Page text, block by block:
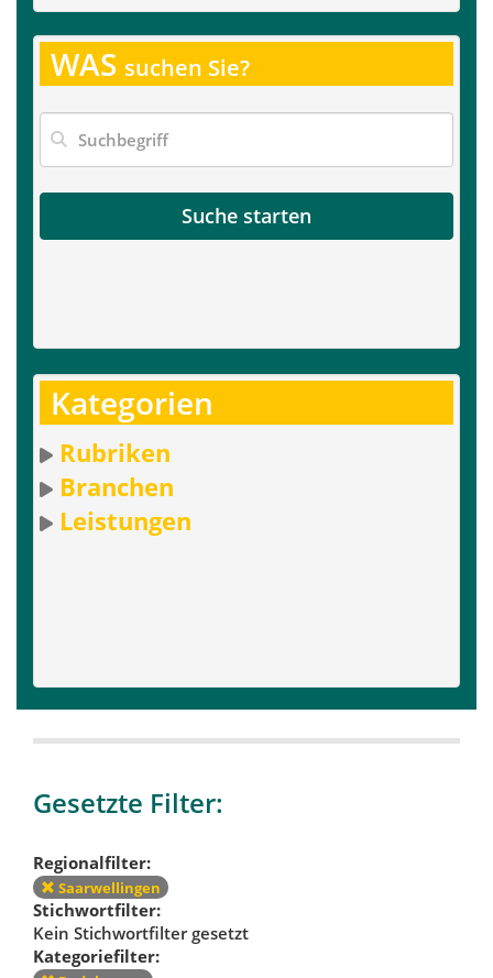
WAS suchen Sie?
Suche starten
Kategorien
Rubriken
Branchen
Leistungen
Gesetzte Filter:
Regionalfilter:
Saarwellingen
Stichwortfilter:
Kein Stichwortfilter gesetzt
Kategoriefilter: